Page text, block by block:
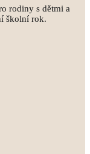
rodiny s dětmi a
školní rok.